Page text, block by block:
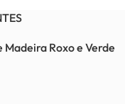
Madeira Roxo e Verde